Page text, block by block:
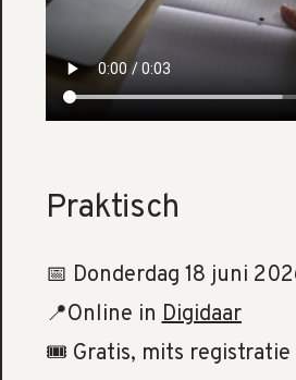
Praktisch
📅 Donderdag 18 juni
📍Online inDigidaar
🎟️ Gratis, mits registratie